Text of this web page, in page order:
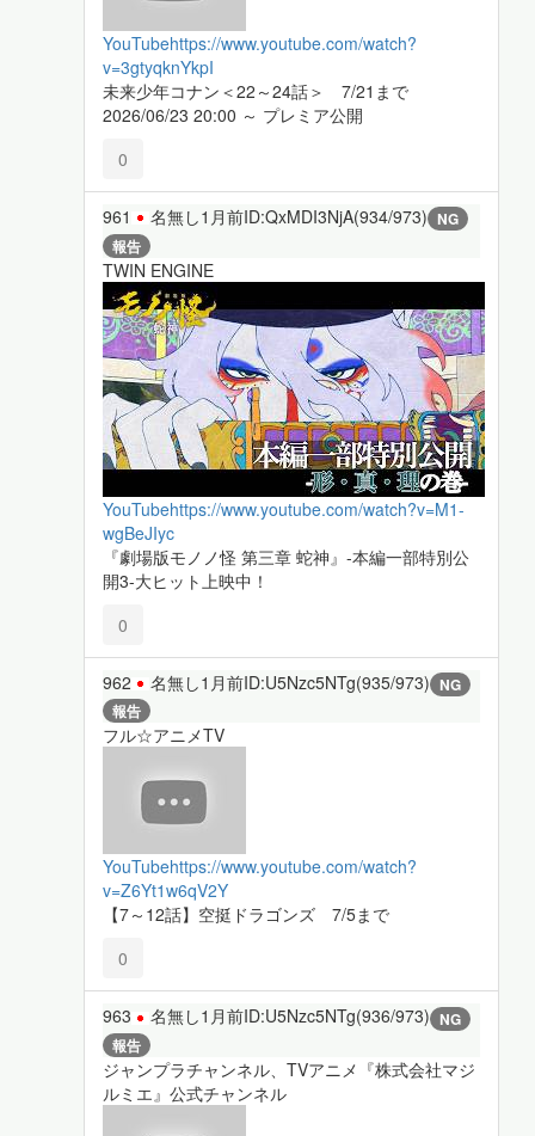
YouTubehttps://www.youtube.com/watch?
v=3gtyqknYkpI
未来少年コナン＜22～24話＞ 7/21まで
2026/06/23 20:00 ～ プレミア公開
0
961 名無し1月前ID:QxMDI3NjA(934/973) NG
報告
TWIN ENGINE
YouTubehttps://www.youtube.com/watch?v=M1-
wgBeJIyc
『劇場版モノノ怪 第三章 蛇神』-本編一部特別公
開3-大ヒット上映中！
0
962 名無し1月前ID:U5Nzc5NTg(935/973) NG
報告
フル☆アニメTV
YouTubehttps://www.youtube.com/watch?
v=Z6Yt1w6qV2Y
【7～12話】空挺ドラゴンズ 7/5まで
0
963 名無し1月前ID:U5Nzc5NTg(936/973) NG
報告
ジャンプラチャンネル、TVアニメ『株式会社マジ
ルミエ』公式チャンネル